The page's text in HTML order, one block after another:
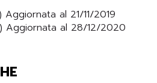
Aggiornata al 21/11/2019
Aggiornata al 28/12/2020